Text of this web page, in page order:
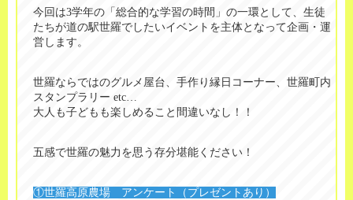
今回は3学年の「総合的な学習の時間」の一環として、生徒
たちが道の駅世羅でしたいイベントを主体となって企画・運
営します。
世羅ならではのグルメ屋台、手作り縁日コーナー、世羅町内
スタンプラリー etc…
大人も子どもも楽しめること間違いなし！！
五感で世羅の魅力を思う存分堪能ください！
①世羅高原農場 アンケート（プレゼントあり）